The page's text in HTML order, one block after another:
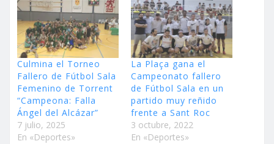
Culmina el Torneo
Fallero de Fútbol Sala
Femenino de Torrent
“Campeona: Falla
Ángel del Alcázar”
7 julio, 2025
En «Deportes»
La Plaça gana el
Campeonato fallero
de Fútbol Sala en un
partido muy reñido
frente a Sant Roc
3 octubre, 2022
En «Deportes»